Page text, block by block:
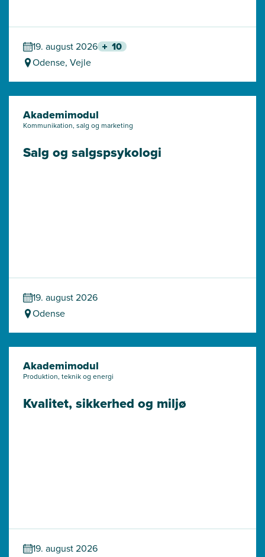
19. august 2026 10
Odense, Vejle
Akademimodul
Kommunikation, salg og marketing
Salg og salgspsykologi
19. august 2026
Odense
Akademimodul
Produktion, teknik og energi
Kvalitet, sikkerhed og miljø
19. august 2026